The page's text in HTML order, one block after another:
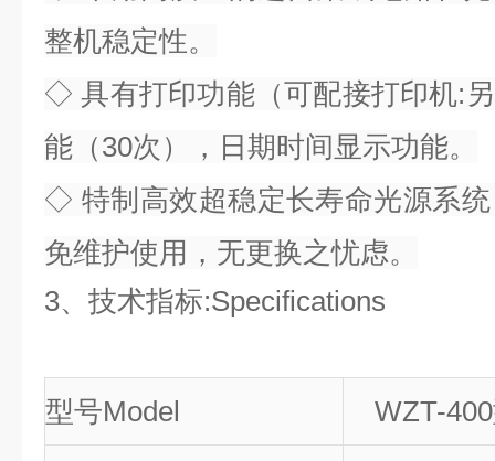
整机稳定性。
◇ 具有打印功能（可配接打印机:
能（30次），日期时间显示功能。
◇ 特制高效超稳定长寿命光源系
免维护使用，无更换之忧虑。
3、 技术指标:Specifications
型号Model WZT-400